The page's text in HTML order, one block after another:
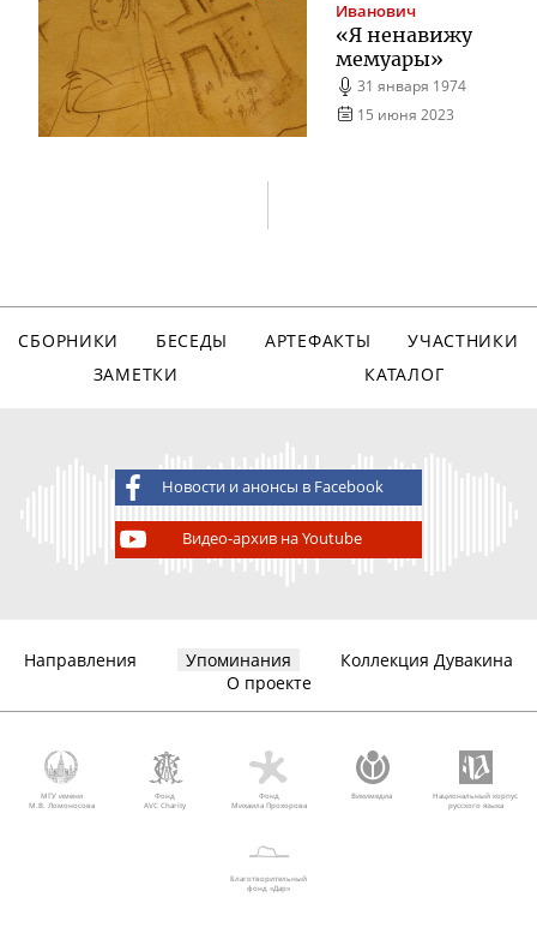
Иванович
«Я ненавижу
мемуары»
31 января 1974
15 июня 2023
СБОРНИКИ БЕСЕДЫ АРТЕФАКТЫ
УЧАСТНИКИ
ЗАМЕТКИ
КАТАЛОГ
Новости и анонсы в Facebook
Видео-архив на Youtube
Направления Упоминания
Коллекция Дувакина
О проекте
МГУ имени
М.В. Ломоносова
Фонд
AVC Charity
Фонд
Михаила Прохорова
Викимедиа
Национальный корпус
русского языка
Благотворительный
фонд «Дар»